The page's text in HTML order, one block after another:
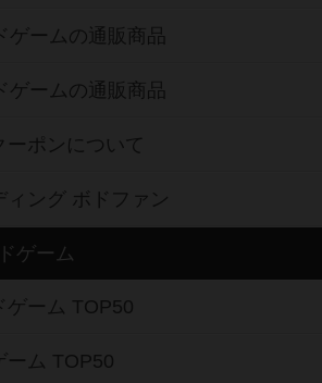
ゲームの通販商品
ゲームの通販商品
ポンについて
ィング ボドファン
ゲーム
ゲーム TOP50
ーム TOP50